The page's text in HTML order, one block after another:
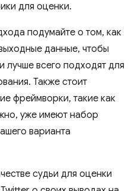
для оценки.
подумайте о том, как
данные, чтобы
лучше всего подходят для
Также стоит
фреймворки, такие как
уже имеют набор
варианта
судьи для оценки